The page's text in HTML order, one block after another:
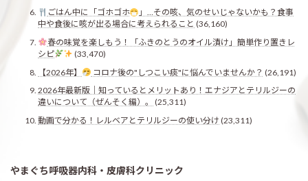
ごはん中に「ゴホゴホ
」…その咳、気のせいじゃないかも？食事
中や食後に咳が出る場合に考えられること (36,160)
春の味覚を楽しもう！「ふきのとうのオイル漬け」簡単作り置きレ
シピ
(33,470)
【2026年】
コロナ後の"しつこい痰"に悩んでいませんか？ (26,191)
2026年最新版｜知っているとメリットあり！エナジアとテリルジーの
違いについて（ぜんそく編）。
(25,311)
動画で分かる！レルベアとテリルジーの使い分け (23,311)
やまぐち呼吸器内科・皮膚科クリニック